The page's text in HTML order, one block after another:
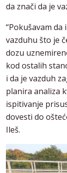
da znači da je
“Pokušavam
vazduhu što je
dozu
kod ostalih
i da je vazduh
planira analiza
ispitivanje
dovesti do
Ileš.